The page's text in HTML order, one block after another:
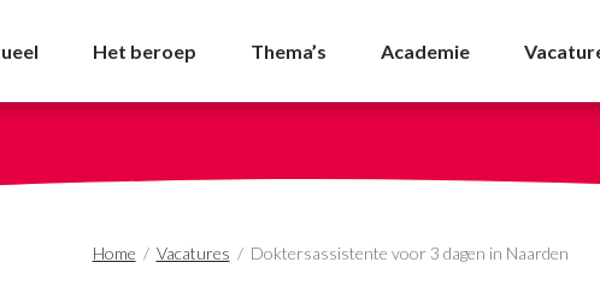
3 dagen in Naarden -
Het beroep Thema’s Academie
Home / Vacatures / Doktersassistente voor 3 dagen in Naarden